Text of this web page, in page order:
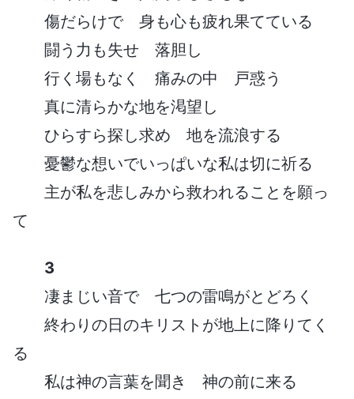
傷だらけで 身も心も疲れ果てている
闘う力も失せ 落胆し
行く場もなく 痛みの中 戸惑う
真に清らかな地を渇望し
ひらすら探し求め 地を流浪する
憂鬱な想いでいっぱいな私は切に祈る
主が私を悲しみから救われることを願っ
て
3
凄まじい音で 七つの雷鳴がとどろく
終わりの日のキリストが地上に降りてく
る
私は神の言葉を聞き 神の前に来る